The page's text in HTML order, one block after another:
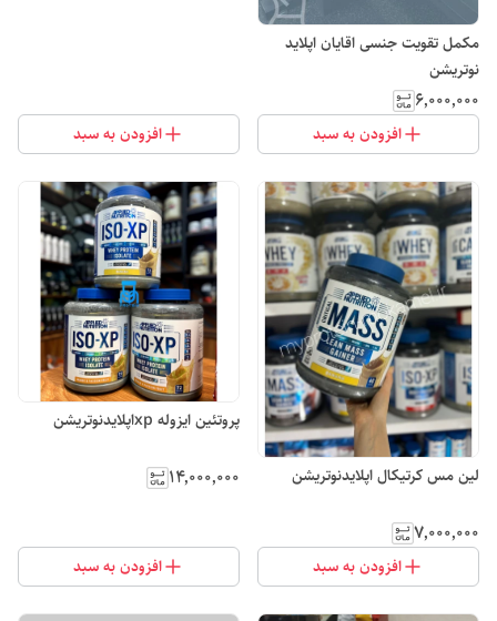
مکمل تقویت جنسی اقایان اپلاید
نوتریشن
۶٬۰۰۰٬۰۰۰
افزودن به سبد افزودن به سبد
لین مس کرتیکال اپلایدنوتریشن
۷٬۰۰۰٬۰۰۰
افزودن به سبد
پروتئین ایزوله xpاپلایدنوتریشن
۱۴٬۰۰۰٬۰۰۰
افزودن به سبد